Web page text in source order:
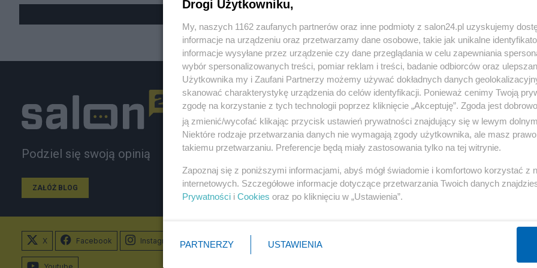
Podziel się swoją opinią
ZAŁÓŻ BLOG
Polityka
Rosja
PiS
Prezydent
NATO
Gospodarka
Biznes
Pieniądze
Centralny Port Komunikacyjny
Inwestycje
Podatki
X Facebook Instagram
Youtube
Drogi Użytkowniku,
My, naszych 1162 zaufanych partnerów oraz inne podmioty z salon24.pl uzyskujemy
informacje na urządzeniu oraz przetwarzamy dane osobowe, takie jak unikalne
informacje wysyłane przez urządzenie czy dane przeglądania w celu zapewniania
wybór spersonalizowanych treści, pomiar reklam i treści, badanie odbiorców oraz
Użytkownika my i Zaufani Partnerzy możemy używać dokładnych danych
skanować charakterystykę urządzenia do celów identyfikacji. Ponieważ cenimy Twoją
zgodę na korzystanie z tych technologii poprzez kliknięcie „Akceptuję”. Zgoda jest
ją zmienić/wycofać klikając przycisk ustawień prywatności znajdujący się w lewym
Niektóre rodzaje przetwarzania danych nie wymagają zgody użytkownika, ale masz
takiemu przetwarzaniu. Preferencje będą miały zastosowania tylko na tej witrynie.
Zapoznaj się z poniższymi informacjami, abyś mógł świadomie i komfortowo korzystać z
internetowych. Szczegółowe informacje dotyczące przetwarzania Twoich danych
Prywatności i Cookies oraz po kliknięciu w „Ustawienia”.
PARTNERZY USTAWIENIA